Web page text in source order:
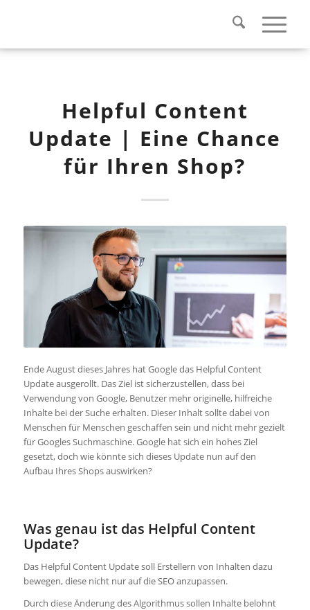
Helpful Content
Update | Eine Chance
für Ihren Shop?
Ende August dieses Jahres hat Google das Helpful Content
Update ausgerollt. Das Ziel ist sicherzustellen, dass bei
Verwendung von Google, Benutzer mehr originelle, hilfreiche
Inhalte bei der Suche erhalten. Dieser Inhalt sollte dabei von
Menschen für Menschen geschaffen sein und nicht mehr gezielt
für Googles Suchmaschine. Google hat sich ein hohes Ziel
gesetzt, doch wie könnte sich dieses Update nun auf den
Aufbau Ihres Shops auswirken?
Was genau ist das Helpful Content
Update?
Das Helpful Content Update soll Erstellern von Inhalten dazu
bewegen, diese nicht nur auf die SEO anzupassen.
Durch diese Änderung des Algorithmus sollen Inhalte belohnt